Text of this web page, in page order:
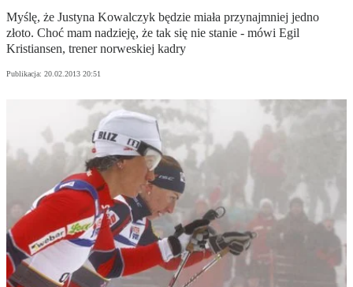
Myślę, że Justyna Kowalczyk będzie miała przynajmniej jedno
złoto. Choć mam nadzieję, że tak się nie stanie - mówi Egil
Kristiansen, trener norweskiej kadry
Publikacja: 20.02.2013 20:51